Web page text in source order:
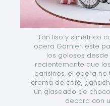
Tan liso y simétrico
opera Garnier, este
los golosos desde
recientemente que
parisinos, el opera
crema de café,
un glaseado de
decora con